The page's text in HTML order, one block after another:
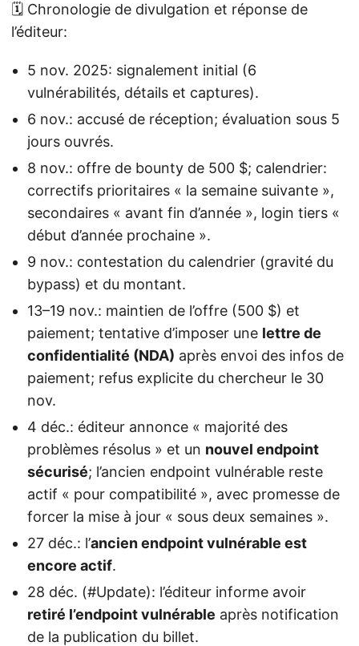
🗓️ Chronologie de divulgation et réponse de
l’éditeur:
5 nov. 2025: signalement initial (6
vulnérabilités, détails et captures).
6 nov.: accusé de réception; évaluation sous 5
jours ouvrés.
8 nov.: offre de bounty de 500 $; calendrier:
correctifs prioritaires « la semaine suivante »,
secondaires « avant fin d’année », login tiers «
début d’année prochaine ».
9 nov.: contestation du calendrier (gravité du
bypass) et du montant.
13–19 nov.: maintien de l’offre (500 $) et
paiement; tentative d’imposer une lettre de
confidentialité (NDA) après envoi des infos de
paiement; refus explicite du chercheur le 30
nov.
4 déc.: éditeur annonce « majorité des
problèmes résolus » et un nouvel endpoint
sécurisé; l’ancien endpoint vulnérable reste
actif « pour compatibilité », avec promesse de
forcer la mise à jour « sous deux semaines ».
27 déc.: l’ancien endpoint vulnérable est
encore actif.
28 déc. (#Update): l’éditeur informe avoir
retiré l’endpoint vulnérable après notification
de la publication du billet.